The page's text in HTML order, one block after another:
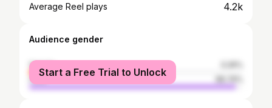
Average Reel plays 4.2k
Audience gender
female
male
Start a Free Trial to Unlock